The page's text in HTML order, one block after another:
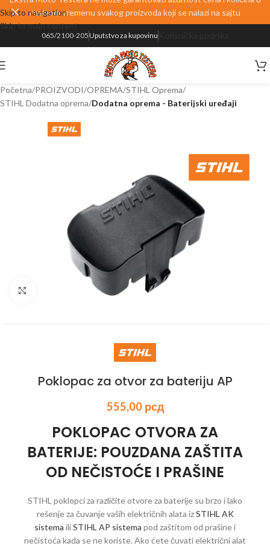
Skip to navigation
Skip to main content
realnom vremenu svakog proizvoda koji se nalazi na sajtu
065/2100-205Uputstvo za kupovinu
Početna PROIZVODI OPREMA STIHL Oprema
STIHL Dodatna oprema Dodatna oprema - Baterijski uređaji
Kliknite za uvećanje
Poklopac za otvor za bateriju AP
555,00 рсд
POKLOPAC OTVORA ZA
BATERIJE: POUZDANA ZAŠTITA
OD NEČISTOĆE I PRAŠINE
STIHL poklopci za različite otvore za baterije su brzo i lako
rešenje za čuvanje vaših električnih alata izSTIHL AK
sistema iliSTIHL AP sistema pod zaštitom od prašine i
nečistoća kada se ne koriste. Ako ćete čuvati električni alat